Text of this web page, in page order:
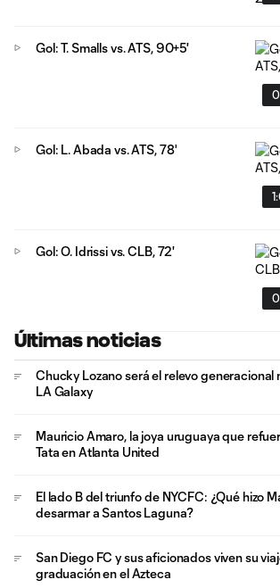
Gol: T. Smalls vs. ATS, 90+5'
Gol: L. Abada vs. ATS, 78'
Gol: O. Idrissi vs. CLB, 72'
Últimas noticias
Chucky Lozano será el relevo generacional
LA Galaxy
Mauricio Amaro, la joya uruguaya que
Tata en Atlanta United
El lado B del triunfo de NYCFC: ¿Qué hizo
desarmar a Santos Laguna?
San Diego FC y sus aficionados viven su
graduación en el Azteca